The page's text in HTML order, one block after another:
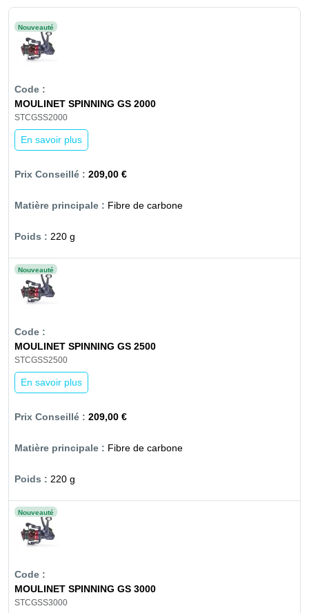
Nouveauté
MOULINET SPINNING GS 2000
STCGSS2000
En savoir plus
209,00 €
Fibre de carbone
220 g
Nouveauté
MOULINET SPINNING GS 2500
STCGSS2500
En savoir plus
209,00 €
Fibre de carbone
220 g
Nouveauté
MOULINET SPINNING GS 3000
STCGSS3000